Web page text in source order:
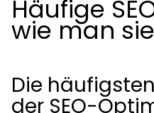
Häufige
wie man
Die
der SEO-